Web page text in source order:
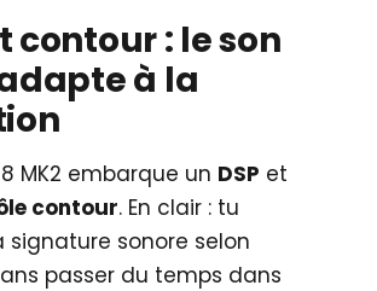
contour : le son
à la
8 MK2 embarque un DSP et
contour. En clair : tu
signature sonore selon
passer du temps dans